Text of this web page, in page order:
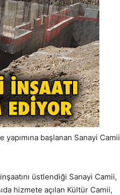
yapımına başlanan Sanayi Camii
üstlendiği Sanayi Camii,
hizmete açılan Kültür Camii,